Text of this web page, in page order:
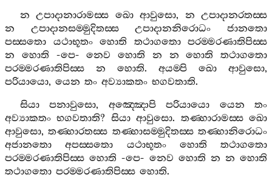
න උපාදානාරාමස‍්ස ඛො ආවුසො, න උපාදානරතස‍්ස
න
උපාදානසම‍්මුදිතස‍්ස උපාදානනිරොධං
ජානතො
පස‍්සතො
යථාභූතං හොති තථාගතො
පරම‍්මරණාතිපිස‍්ස
න
හොති -පෙ-නෙව හොති න න හොති
තථාගතො
පරම‍්මරණාතිපිස‍්ස
න හොති. අයම‍්පි ඛො ආවුසො,
පරියායො, යෙන තං අව්‍යාකතං භගවතාති.
සියා
පනාවුසො, අඤ‍්ඤොපි පරියායො යෙන
තං
අව්‍යාකතං භගවතාති? සියා ආවුසො. තණ‍්හාරාමස‍්ස ඛො
ආවුසො,තණ‍්හාරතස‍්ස තණ‍්හාසම‍්මුදිතස‍්ස තණ‍්හානිරොධං
අජානතො
අපස‍්සතො යථාභූතං හොති
තථාගතො
පරම‍්මරණාතිපිස‍්ස හොති -පෙ- නෙව හොති න න හොති
තථාගතො පරම‍්මරණාතිපිස‍්ස හොති.